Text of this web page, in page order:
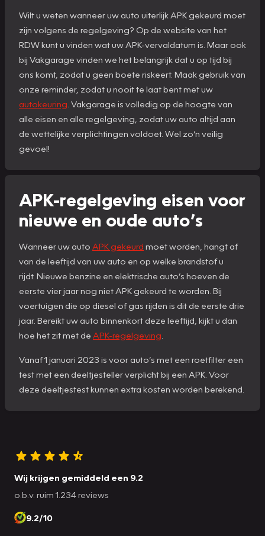
Wilt u weten wanneer uw auto uiterlijk APK gekeurd moet
zijn volgens de regelgeving? Op de website van het
RDW kunt u vinden wat uw APK-vervaldatum is. Maar ook
bij Vakgarage vinden we het belangrijk dat u op tijd bij
ons komt, zodat u geen boete riskeert. Maak gebruik van
onze reminder, zodat u nooit te laat bent met uw
autokeuring . Vakgarage is volledig op de hoogte van
alle eisen en alle regelgeving, zodat uw auto altijd aan
de wettelijke verplichtingen voldoet. Wel zo’n veilig
gevoel!
APK-regelgeving eisen voor
nieuwe en oude auto’s
Wanneer uw auto APK gekeurd moet worden, hangt af
van de leeftijd van uw auto en op welke brandstof u
rijdt. Nieuwe benzine en elektrische auto’s hoeven de
eerste vier jaar nog niet APK gekeurd te worden. Bij
voertuigen die op diesel of gas rijden is dit de eerste drie
jaar. Bereikt uw auto binnenkort deze leeftijd, kijkt u dan
hoe het zit met de APK-regelgeving
Vanaf 1 januari 2023 is voor auto’s met een roetfilter een
test met een deeltjesteller verplicht bij een APK. Voor
deze deeltjestest kunnen extra kosten worden berekend.
Wij krijgen gemiddeld een 9.2
o.b.v. ruim 1.234 reviews
9.2/10